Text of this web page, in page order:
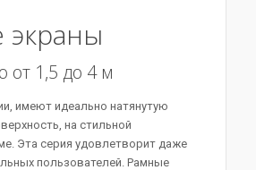
от 1,5 до 4 м
имеют идеально натянутую
на стильной
Эта серия удовлетворит даже
пользователей. Рамные